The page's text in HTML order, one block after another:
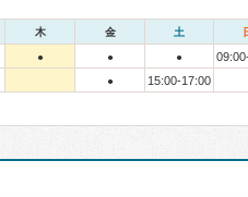
木 金 土
● ● ●
● 15:00-17:00